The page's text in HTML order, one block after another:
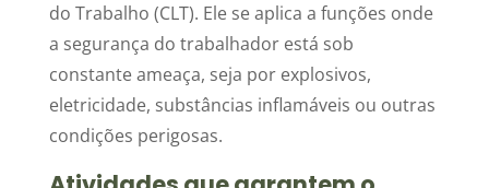
do Trabalho (CLT). Ele se aplica a funções onde
a segurança do trabalhador está sob
constante ameaça, seja por explosivos,
eletricidade, substâncias inflamáveis ou outras
condições perigosas.